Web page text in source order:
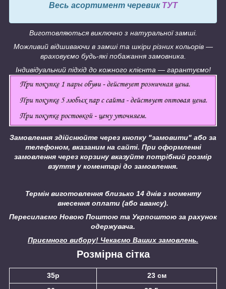
Весь асортимент черевик ТУТ
Виготовляються виключно з натуральної замші.
Можливий відшиваючи в замші та шкіри різних кольорів ―
враховуємо будь-які побажання замовника.
Індивідуальний підхід до кожного клієнта ― гарантуємо!
Замовлення здійснюйте через кнопку "замовити" або за
телефоном, вказаним на сайті. При оформленні
замовлення через корзину вказуйте потрібний розмір
взуття у коментарі до замовлення.
Термін виготовлення близько 14 днів з моменту
внесення оплати (або авансу).
Пересилаємо Новою Поштою та Укрпоштою за рахунок
одержувача.
Приємного вибору! Чекаємо Ваших замовлень.
Розмірна сітка
35р
23 см